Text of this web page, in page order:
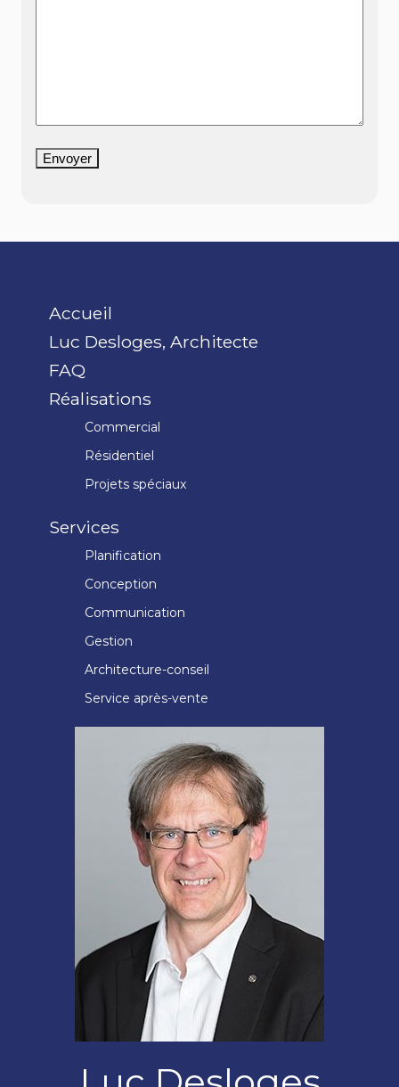
Envoyer
Accueil
Luc Desloges, Architecte
FAQ
Réalisations
Commercial
Résidentiel
Projets spéciaux
Services
Planification
Conception
Communication
Gestion
Architecture-conseil
Service après-vente